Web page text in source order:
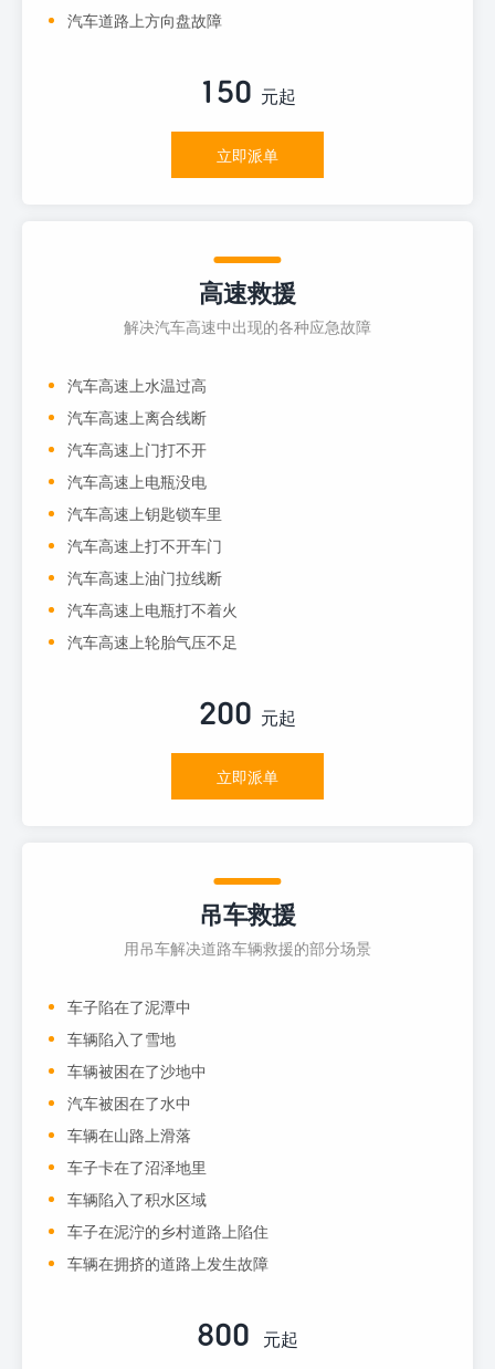
汽车道路上方向盘故障
150 元起
立即派单
高速救援
解决汽车高速中出现的各种应急故障
汽车高速上水温过高
汽车高速上离合线断
汽车高速上门打不开
汽车高速上电瓶没电
汽车高速上钥匙锁车里
汽车高速上打不开车门
汽车高速上油门拉线断
汽车高速上电瓶打不着火
汽车高速上轮胎气压不足
200 元起
立即派单
吊车救援
用吊车解决道路车辆救援的部分场景
车子陷在了泥潭中
车辆陷入了雪地
车辆被困在了沙地中
汽车被困在了水中
车辆在山路上滑落
车子卡在了沼泽地里
车辆陷入了积水区域
车子在泥泞的乡村道路上陷住
车辆在拥挤的道路上发生故障
800 元起